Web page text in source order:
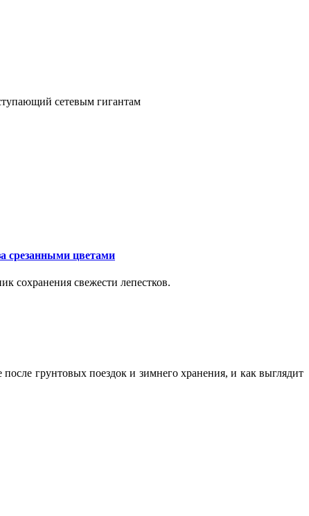
сетевым гигантам
срезанными цветами
сохранения свежести лепестков.
грунтовых поездок и зимнего хранения, и как выглядит